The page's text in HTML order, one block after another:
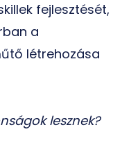
fejlesztését,
a
létrehozása
lesznek?